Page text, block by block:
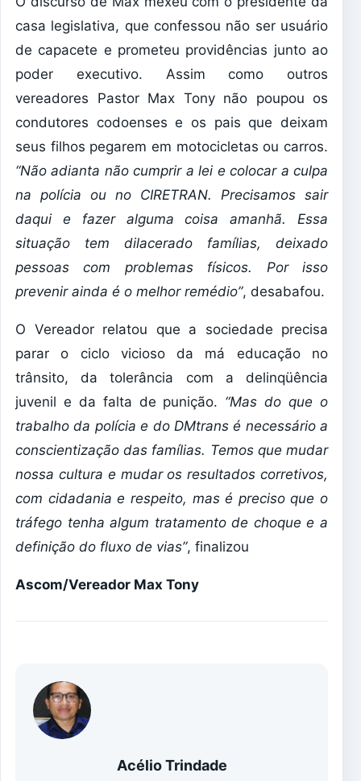
casa legislativa, que confessou não ser usuário
de capacete e prometeu providências junto ao
poder executivo. Assim como outros
vereadores Pastor Max Tony não poupou os
condutores codoenses e os pais que deixam
seus filhos pegarem em motocicletas ou carros.
“Não adianta não cumprir a lei e colocar a culpa
na polícia ou no CIRETRAN. Precisamos sair
daqui e fazer alguma coisa amanhã. Essa
situação tem dilacerado famílias, deixado
pessoas com problemas físicos. Por isso
prevenir ainda é o melhor remédio”, desabafou.
O Vereador relatou que a sociedade precisa
parar o ciclo vicioso da má educação no
trânsito, da tolerância com a delinqüência
juvenil e da falta de punição. “Mas do que o
trabalho da polícia e do DMtrans é necessário a
conscientização das famílias. Temos que mudar
nossa cultura e mudar os resultados corretivos,
com cidadania e respeito, mas é preciso que o
tráfego tenha algum tratamento de choque e a
definição do fluxo de vias”, finalizou
Ascom/Vereador Max Tony
Acélio Trindade